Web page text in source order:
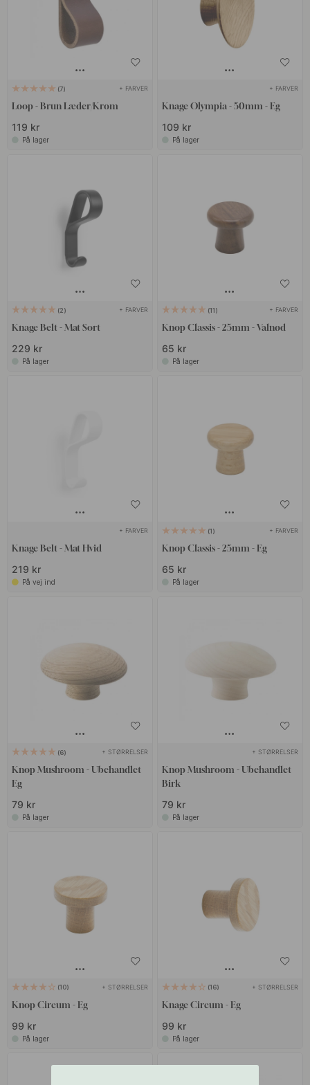
7 + FARVER
Loop - Brun Læder/Krom
119 kr
På lager
+ FARVER
Knage Olympia - 50mm - Eg
109 kr
På lager
2 + FARVER
Knage Belt - Mat Sort
229 kr
På lager
11 + FARVER
Knop Classis - 25mm - Valnød
65 kr
På lager
+ FARVER
Knage Belt - Mat Hvid
219 kr
På vej ind
1 + FARVER
Knop Classis - 25mm - Eg
65 kr
På lager
6 + STØRRELSER
Knop Mushroom - Ubehandlet
Eg
79 kr
På lager
+ STØRRELSER
Knop Mushroom - Ubehandlet
Birk
79 kr
På lager
10 + STØRRELSER
Knop Circum - Eg
99 kr
På lager
16 + STØRRELSER
Knage Circum - Eg
99 kr
På lager